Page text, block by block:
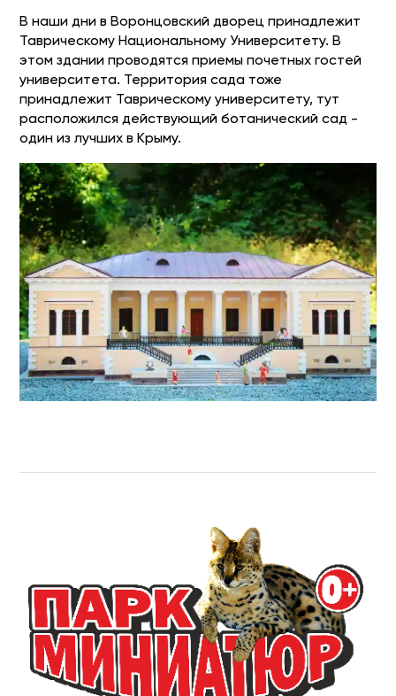
В наши дни в Воронцовский дворец принадлежит
Таврическому Национальному Университету. В
этом здании проводятся приемы почетных гостей
университета. Территория сада тоже
принадлежит Таврическому университету, тут
расположился действующий ботанический сад -
один из лучших в Крыму.